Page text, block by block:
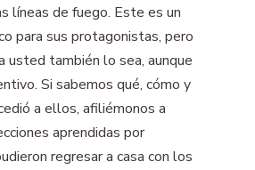
líneas de fuego. Este es un
para sus protagonistas, pero
usted también lo sea, aunque
Si sabemos qué, cómo y
a ellos, afiliémonos a
aprendidas por
regresar a casa con los